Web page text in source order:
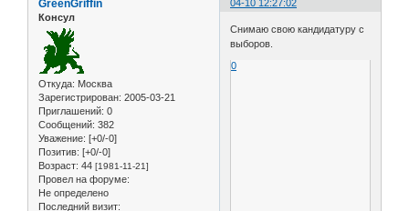
04-10 12:27:02
GreenGriffin
Консул
Откуда: Москва
Зарегистрирован: 2005-03-21
Приглашений: 0
Сообщений: 382
Уважение: [+0/-0]
Позитив: [+0/-0]
Возраст: 44 [1981-11-21]
Провел на форуме:
Не определено
Последний визит:
Снимаю свою кандидатуру с
выборов.
0